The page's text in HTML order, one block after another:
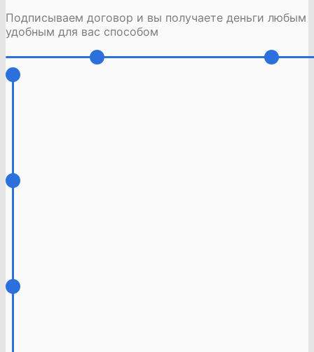
Подписываем договор и вы получаете деньги любым
удобным для вас способом